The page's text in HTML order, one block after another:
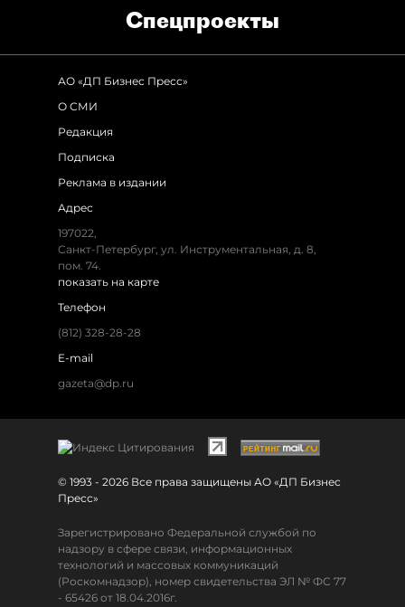
Спец­проекты
АО «ДП Бизнес Пресс»
О СМИ
Редакция
Подписка
Реклама в издании
Адрес
197022,
Санкт-Петербург, ул. Инструментальная, д. 8,
пом. 74.
показать на карте
Телефон
(812) 328-28-28
E-mail
gazeta@dp.ru
© 1993 - 2026 Все права защищены АО «ДП Бизнес
Пресс»
Зарегистрировано Федеральной службой по
надзору в сфере связи, информационных
технологий и массовых коммуникаций
(Роскомнадзор), номер свидетельства ЭЛ № ФС 77
- 65426 от 18.04.2016г.